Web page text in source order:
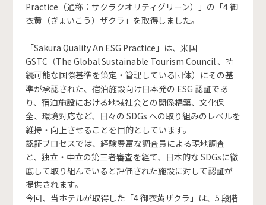
Practice（通称：サクラクオリティグリーン）」の「4 御
衣黄（ぎょいこう）ザクラ」を取得しました。
「Sakura Quality An ESG Practice」は、米国
GSTC（The Global Sustainable Tourism Council 、持
続可能な国際基準を策定・管理している団体）にその基
準が承認された、宿泊施設向け日本発の ESG 認証であ
り、宿泊施設における地域社会との関係構築、文化保
全、環境対応など、日々の SDGs への取り組みのレベルを
維持・向上させることを目的としています。
認証プロセスでは、経験豊富な調査員による現地調査
と、独立・中立の第三者審査を経て、日本的な SDGsに徹
底して取り組んでいると評価された施設に対して認証が
提供されます。
今回、当ホテルが取得した「4 御衣黄ザクラ」は、5 段階